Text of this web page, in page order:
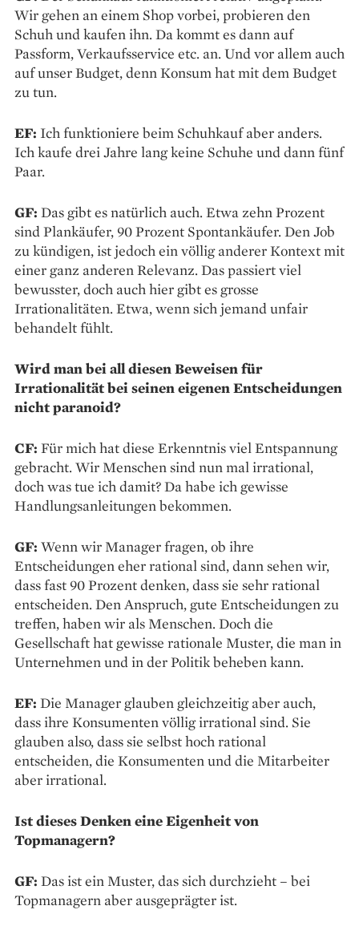
Wir gehen an einem Shop vorbei, probieren den
Schuh und kaufen ihn. Da kommt es dann auf
Passform, Verkaufsservice etc. an. Und vor allem auch
auf unser Budget, denn Konsum hat mit dem Budget
zu tun.
EF: Ich funktioniere beim Schuhkauf aber anders.
Ich kaufe drei Jahre lang keine Schuhe und dann fünf
Paar.
GF: Das gibt es natürlich auch. Etwa zehn Prozent
sind Plankäufer, 90 Prozent Spontankäufer. Den Job
zu kündigen, ist jedoch ein völlig anderer Kontext mit
einer ganz anderen Relevanz. Das passiert viel
bewusster, doch auch hier gibt es grosse
Irrationalitäten. Etwa, wenn sich jemand unfair
behandelt fühlt.
Wird man bei all diesen Beweisen für
Irrationalität bei seinen eigenen Entscheidungen
nicht paranoid?
CF: Für mich hat diese Erkenntnis viel Entspannung
gebracht. Wir Menschen sind nun mal irrational,
doch was tue ich damit? Da habe ich gewisse
Handlungsanleitungen bekommen.
GF: Wenn wir Manager fragen, ob ihre
Entscheidungen eher rational sind, dann sehen wir,
dass fast 90 Prozent denken, dass sie sehr rational
entscheiden. Den Anspruch, gute Entscheidungen zu
treffen, haben wir als Menschen. Doch die
Gesellschaft hat gewisse rationale Muster, die man in
Unternehmen und in der Politik beheben kann.
EF: Die Manager glauben gleichzeitig aber auch,
dass ihre Konsumenten völlig irrational sind. Sie
glauben also, dass sie selbst hoch rational
entscheiden, die Konsumenten und die Mitarbeiter
aber irrational.
Ist dieses Denken eine Eigenheit von
Topmanagern?
GF: Das ist ein Muster, das sich durchzieht – bei
Topmanagern aber ausgeprägter ist.